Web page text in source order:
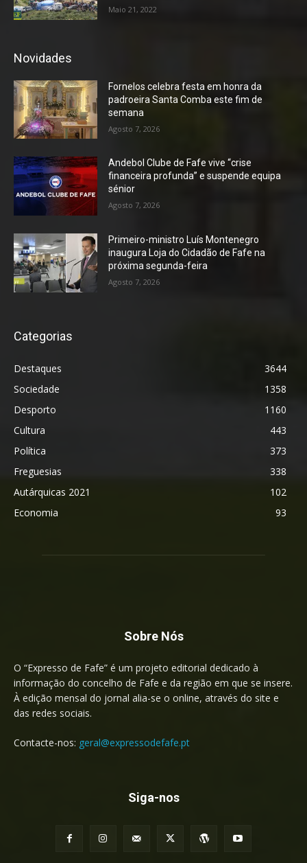
Maio 21, 2022
Novidades
Fornelos celebra festa em honra da
padroeira Santa Comba este fim de
semana
Agosto 7, 2026
Andebol Clube de Fafe vive “crise
financeira profunda” e suspende equipa
sénior
Agosto 7, 2026
Primeiro-ministro Luís Montenegro
inaugura Loja do Cidadão de Fafe na
próxima segunda-feira
Agosto 7, 2026
Categorias
Destaques
3644
Sociedade
1358
Desporto
1160
Cultura
443
Política
373
Freguesias
338
Autárquicas 2021
102
Economia
93
Sobre Nós
O “Expresso de Fafe” é um projeto editorial dedicado à
informação do concelho de Fafe e da região em que se insere.
À edição mensal do jornal alia-se o online, através do site e
das redes sociais.
Contacte-nos: geral@expressodefafe.pt
Siga-nos